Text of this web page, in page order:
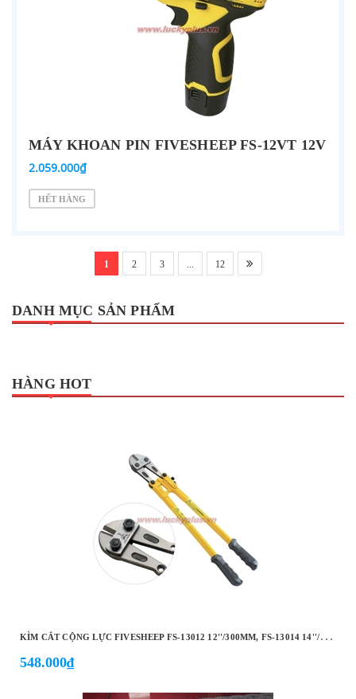
MÁY KHOAN PIN FIVESHEEP FS-12VT 12V
2.059.000₫
HẾT HÀNG
1 2 3 ... 12
DANH MỤC SẢN PHẨM
HÀNG HOT
K
ÌM CẮT CỘNG LỰC FIVESHEEP FS-13012 12''/300MM, FS-13014 14''/350MM, FS-13018 18''/450MM, FS-13024 24''/600MM…
548.000₫